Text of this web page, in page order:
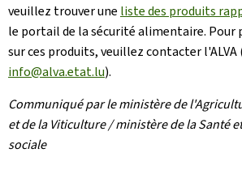
veuillez trouver une liste des produits
le portail de la sécurité alimentaire.
sur ces produits, veuillez contacter l'ALVA
info@alva.etat.lu).
Communiqué par le ministère de
et de la Viticulture / ministère de la Santé
sociale